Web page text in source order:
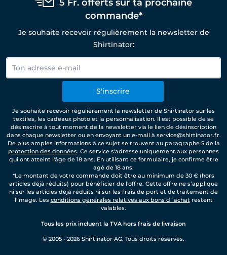
5 Fr. offerts sur ta prochaine
commande*
Je souhaite recevoir régulièrement la newsletter de
Shirtinator:
S'inscrire
Je souhaite recevoir régulièrement la newsletter de Shirtinator sur les
textiles, les cadeaux photo et la personnalisation. Il est possible de se
désinscrire à tout moment de la newsletter via le lien de désinscription
dans chaque newsletter ou en envoyant un e-mail à service@shirtinator.fr.
De plus amples informations à ce sujet se trouvent au paragraphe 5 de la
protection des données. Ce service s'adresse uniquement aux personnes
qui ont atteint l'âge de 18 ans. En utilisant ce formulaire, je confirme être
agé de 18 ans.
*Le montant de votre commande doit être au minimum de 30 € (hors
articles déjà réduits) pour bénéficier de l'offre. Cette offre ne s’applique
ni sur les articles déjà réduits ni sur les frais de port et de traitement de
l'image. Les conditions générales relatives aux bons d´achatrestent
valables.
Tous les prix incluent la TVA hors frais de livraison
© 2005 - 2026 Shirtinator AG. Tous droits réservés.